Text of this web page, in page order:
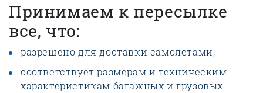
Принимаем к пересылке
все, что:
разрешено для доставки самолетами;
соответствует размерам и техническим
характеристикам багажных и грузовых